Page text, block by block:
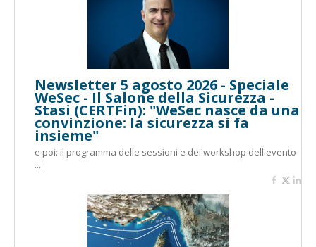
Newsletter 5 agosto 2026 - Speciale
WeSec - Il Salone della Sicurezza -
Stasi (CERTFin): "WeSec nasce da una
convinzione: la sicurezza si fa
insieme"
e poi: il programma delle sessioni e dei workshop dell'evento
...